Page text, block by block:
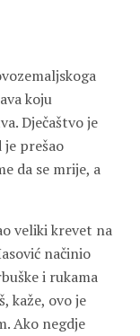
koju
Dječaštvo je
je prešao
da se mrije, a
veliki krevet na
načinio
i rukama
kaže, ovo je
Ako negdje